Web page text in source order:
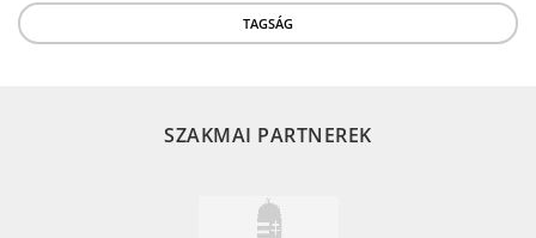
TAGSÁG
SZAKMAI PARTNEREK